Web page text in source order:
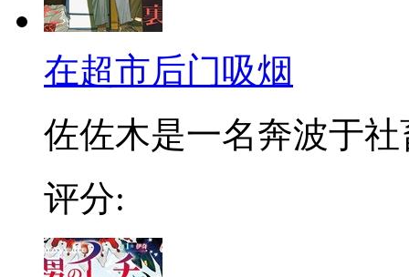
在超市后门吸烟
佐佐木是一名奔波于社
评分: